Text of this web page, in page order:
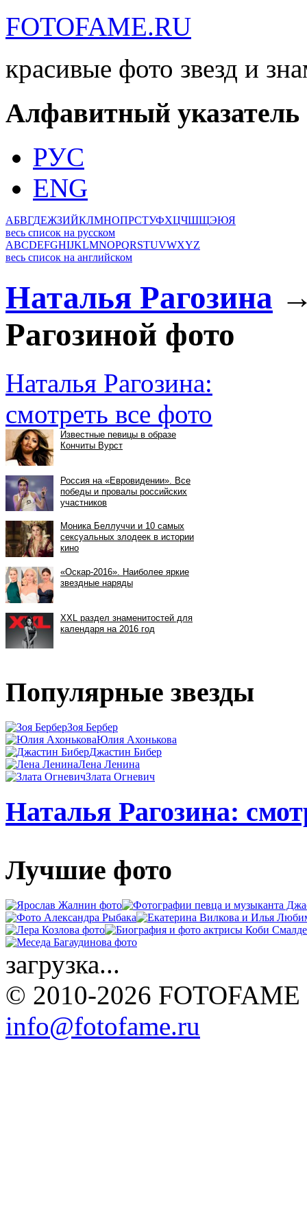
FOTOFAME.RU
красивые фото звезд и
Алфавитный указатель
РУС
ENG
АБВГДЕЖЗИЙКЛМНОПРСТУФХЦЧШЩЭЮЯ
весь список на русском
ABCDEFGHIJKLMNOPQRSTUVWXYZ
весь список на английском
Наталья Рагозина
Рагозиной фото
Наталья Рагозина:
смотреть все фото
Популярные звезды
Зоя Бербер
Юлия Ахонькова
Джастин Бибер
Лена Ленина
Злата Огневич
Наталья Рагозина:
Лучшие фото
загрузка...
© 2010-2026 FOTOFAME
info@fotofame.ru